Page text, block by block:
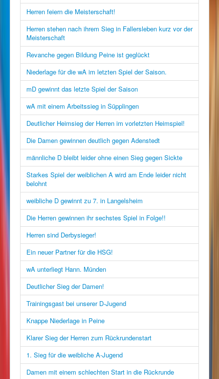
Herren feiern die Meisterschaft!
Herren stehen nach ihrem Sieg in Fallersleben kurz vor der
Meisterschaft
Revanche gegen Bildung Peine ist geglückt
Niederlage für die wA im letzten Spiel der Saison.
mD gewinnt das letzte Spiel der Saison
wA mit einem Arbeitssieg in Süpplingen
Deutlicher Heimsieg der Herren im vorletzten Heimspiel!
Die Damen gewinnen deutlich gegen Adenstedt
männliche D bleibt leider ohne einen Sieg gegen Sickte
Starkes Spiel der weiblichen A wird am Ende leider nicht
belohnt
weibliche D gewinnt zu 7. in Langelsheim
Die Herren gewinnen ihr sechstes Spiel in Folge!!
Herren sind Derbysieger!
Ein neuer Partner für die HSG!
wA unterliegt Hann. Münden
Deutlicher Sieg der Damen!
Trainingsgast bei unserer D-Jugend
Knappe Niederlage in Peine
Klarer Sieg der Herren zum Rückrundenstart
1. Sieg für die weibliche A-Jugend
Damen mit einem schlechten Start in die Rückrunde